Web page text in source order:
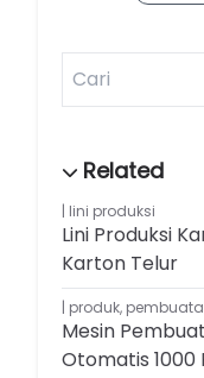
lini produksi
Lini Produksi
Karton Telur
produk,
Mesin
Otomatis